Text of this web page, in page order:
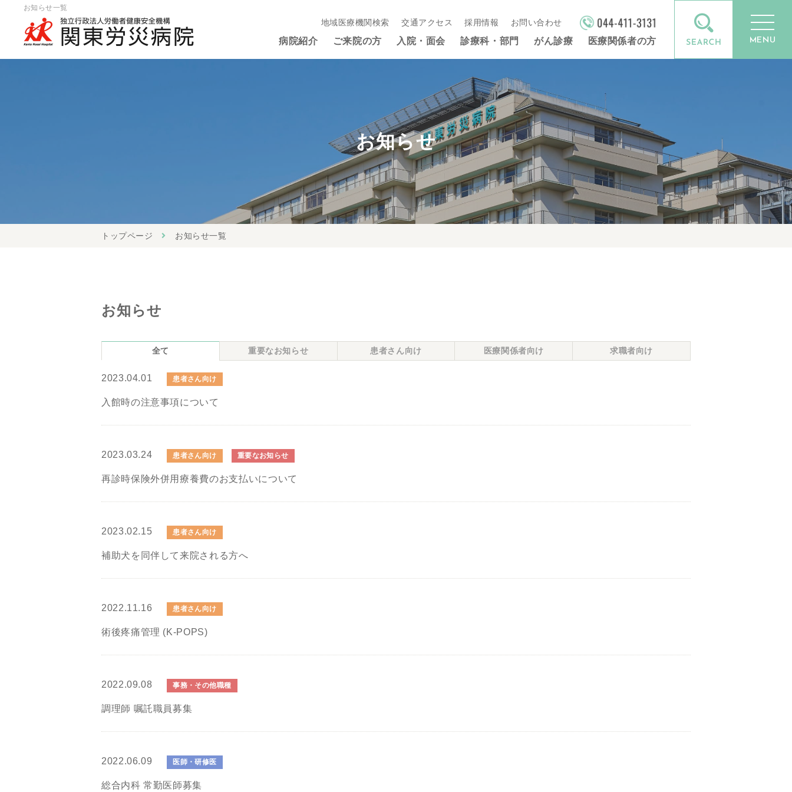
お知らせ一覧
地域医療機関検索 交通アクセス 採用情報 お問い合わせ
病院紹介 ご来院の方 入院・面会 診療科・部門 がん診療 医療関係者の方 MENU
お知らせ
トップページ お知らせ一覧
お知らせ
全て 重要なお知らせ 患者さん向け 医療関係者向け 求職者向け
2023.04.01 患者さん向け
入館時の注意事項について
2023.03.24 患者さん向け 重要なお知らせ
再診時保険外併用療養費のお支払いについて
2023.02.15 患者さん向け
補助犬を同伴して来院される方へ
2022.11.16 患者さん向け
術後疼痛管理 (K-POPS)
2022.09.08 事務・その他職種
調理師 嘱託職員募集
2022.06.09 医師・研修医
総合内科 常勤医師募集